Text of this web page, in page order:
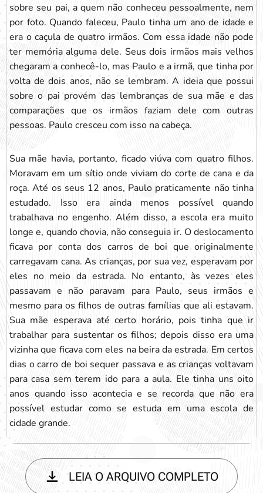
sobre seu pai, a quem não conheceu pessoalmente, nem
por foto. Quando faleceu, Paulo tinha um ano de idade e
era o caçula de quatro irmãos. Com essa idade não pode
ter memória alguma dele. Seus dois irmãos mais velhos
chegaram a conhecê-lo, mas Paulo e a irmã, que tinha por
volta de dois anos, não se lembram. A ideia que possui
sobre o pai provém das lembranças de sua mãe e das
comparações que os irmãos faziam dele com outras
pessoas. Paulo cresceu com isso na cabeça.
Sua mãe havia, portanto, ficado viúva com quatro filhos.
Moravam em um sítio onde viviam do corte de cana e da
roça. Até os seus 12 anos, Paulo praticamente não tinha
estudado. Isso era ainda menos possível quando
trabalhava no engenho. Além disso, a escola era muito
longe e, quando chovia, não conseguia ir. O deslocamento
ficava por conta dos carros de boi que originalmente
carregavam cana. As crianças, por sua vez, esperavam por
eles no meio da estrada. No entanto, às vezes eles
passavam e não paravam para Paulo, seus irmãos e
mesmo para os filhos de outras famílias que ali estavam.
Sua mãe esperava até certo horário, pois tinha que ir
trabalhar para sustentar os filhos; depois disso era uma
vizinha que ficava com eles na beira da estrada. Em certos
dias o carro de boi sequer passava e as crianças voltavam
para casa sem terem ido para a aula. Ele tinha uns oito
anos quando isso acontecia e se recorda que não era
possível estudar como se estuda em uma escola de
cidade grande.
LEIA O ARQUIVO COMPLETO